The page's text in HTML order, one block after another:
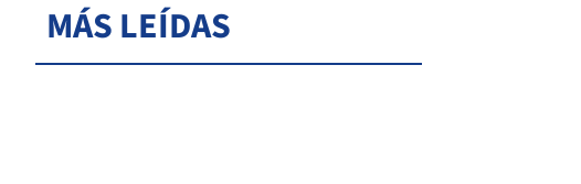
MÁS LEÍDAS